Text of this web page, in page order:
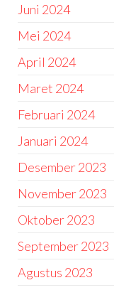
Juni 2024
Mei 2024
April 2024
Maret 2024
Februari 2024
Januari 2024
Desember 2023
November 2023
Oktober 2023
September 2023
Agustus 2023